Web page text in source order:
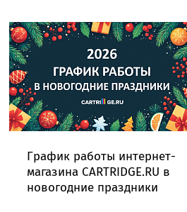
График работы интернет-
магазина CARTRIDGE.RU в
новогодние праздники